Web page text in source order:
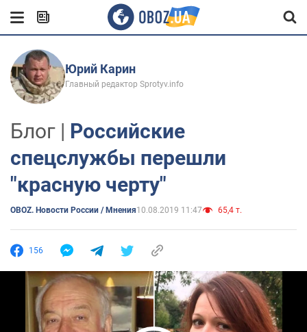
Юрий Карин
Главный редактор Sprotyv.info
Блог | Российские
спецслужбы перешли
"красную черту"
OBOZ. Новости России / Мнения10.08.2019 11:47 65,4 т.
156